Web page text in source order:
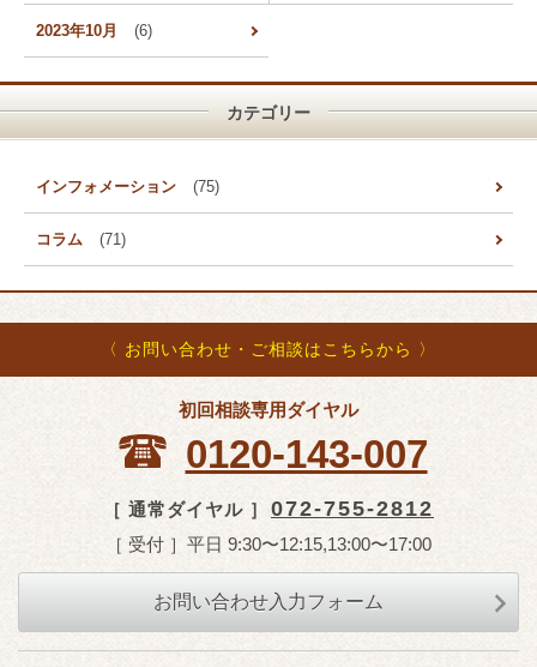
2023年10月 (6)
カテゴリー
インフォメーション (75)
コラム (71)
〈 お問い合わせ・ご相談はこちらから 〉
初回相談専用ダイヤル
0120-143-007
［ 通常ダイヤル ］ 072-755-2812
［ 受付 ］平日 9:30〜12:15,13:00〜17:00
お問い合わせ入力フォーム